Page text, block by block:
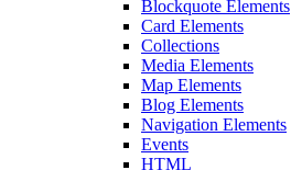
Blockquote Elements
Card Elements
Collections
Media Elements
Map Elements
Blog Elements
Navigation Elements
Events
HTML